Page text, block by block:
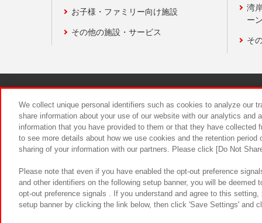
お子様・ファミリー向け施設
その他の施設・サービス
湾
ー
そ
食品のご
We collect unique personal identifiers such as cookies to analyze our
share information about your use of our website with our analytics and
information that you have provided to them or that they have
to see more details about how we use cookies and the retention
sharing of your information with our partners. Please click [Do Not
Please note that even if you have enabled the opt-out preference
and other identifiers on the following setup banner, you will be
opt-out preference signals . If you understand and agree to this
setup banner by clicking the link below, then click 'Save Settings' and